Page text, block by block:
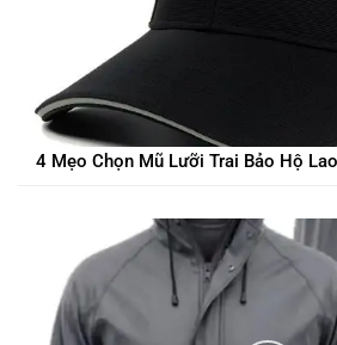
4 Mẹo Chọn Mũ Lưỡi Trai Bảo Hộ